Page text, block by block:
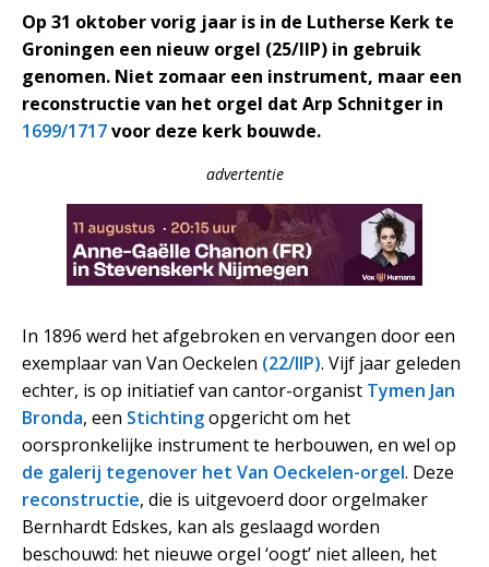
Op 31 oktober vorig jaar is in de Lutherse Kerk te
Groningen een nieuw orgel (25/IIP) in gebruik
genomen. Niet zomaar een instrument, maar een
reconstructie van het orgel dat Arp Schnitger in
1699/1717voor deze kerk bouwde.
advertentie
In 1896 werd het afgebroken en vervangen door een
exemplaar van Van Oeckelen (22/IIP). Vijf jaar geleden
echter, is op initiatief van cantor-organist Tymen Jan
Bronda, een Stichtingopgericht om het
oorspronkelijke instrument te herbouwen, en wel op
de galerij tegenover het Van Oeckelen-orgel. Deze
reconstructie, die is uitgevoerd door orgelmaker
Bernhardt Edskes, kan als geslaagd worden
beschouwd: het nieuwe orgel ‘oogt’ niet alleen, het